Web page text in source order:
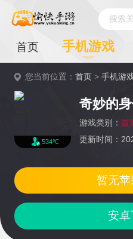
搜索
首页 手机游戏
您当前位置：首页 >手机游
534℃
奇妙的
游戏类别： 益
更新时间：
安卓
暂无苹